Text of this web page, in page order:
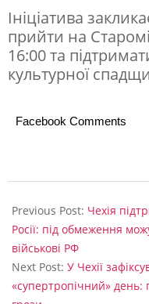
ь
к
о
ї
а
к
и
Ініціатива
прийти на
16:00 та
культурної
Facebook Comments
06-
19
Previous Post: Чехія
Росії: під обмеження
військові РФ
Next Post: У Чехії
«супертропічний» день: